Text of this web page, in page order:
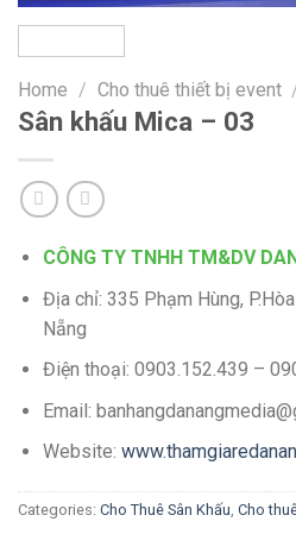
Home / Cho thuê thiết bị event
Sân khấu Mica – 03
CÔNG TY TNHH TM&DV
Địa chỉ: 335 Phạm Hùng,
Nẵng
Điện thoại: 0903.152.439 –
Email:
Website:
Categories: Cho Thuê Sân Khấu, Cho